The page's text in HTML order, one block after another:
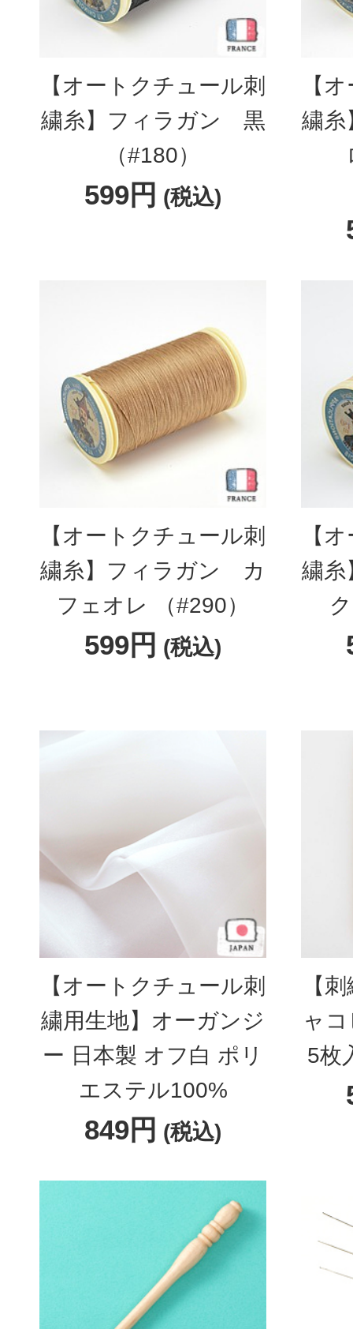
【オートクチュール刺
繍糸】フィラガン 黒
（#180）
599円 (税込)
【
繍
【オートクチュール刺
繍糸】フィラガン カ
フェオレ （#290）
599円 (税込)
【
繍
【オートクチュール刺
繍用生地】オーガンジ
ー 日本製 オフ白 ポリ
エステル100%
849円 (税込)
【
ャ
5枚